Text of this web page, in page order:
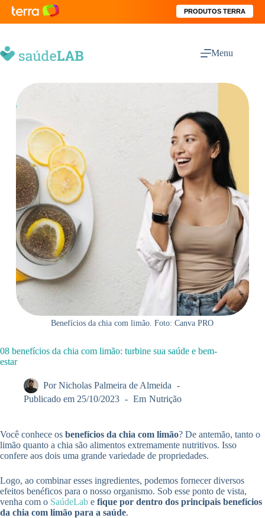
PRODUTOS TERRA
Menu
Benefícios da chia com limão. Foto: Canva PRO
08 benefícios da chia com limão: turbine sua saúde e bem-
estar
Por Nicholas Palmeira de Almeida
Publicado em 25/10/2023 Em Nutrição
Você conhece os benefícios da chia com limão? De antemão, tanto o
limão quanto a chia são alimentos extremamente nutritivos. Isso
confere aos dois uma grande variedade de propriedades.
Logo, ao combinar esses ingredientes, podemos fornecer diversos
efeitos benéficos para o nosso organismo. Sob esse ponto de vista,
venha com o SaúdeLab e fique por dentro dos principais benefícios
da chia com limão para a saúde.